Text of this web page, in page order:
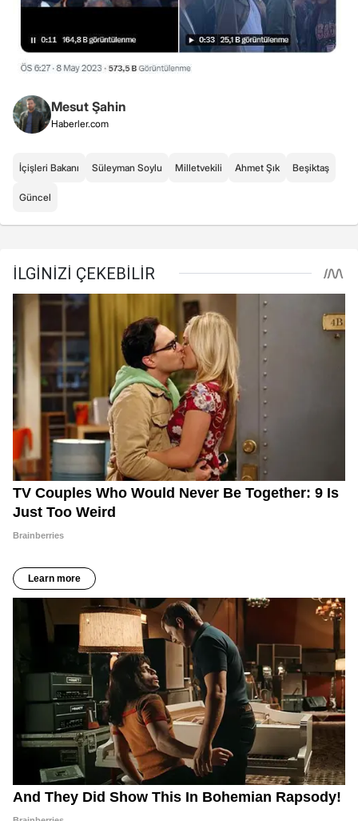
Mesut Şahin
Haberler.com
İçişleri Bakanı Süleyman Soylu Milletvekili Ahmet Şık Beşiktaş
Güncel